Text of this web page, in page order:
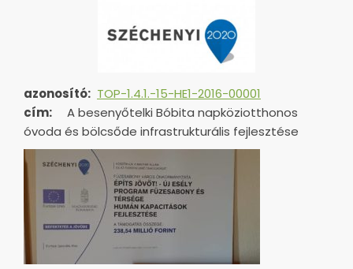
azonosító: TOP-1.4.1.-15-HE1-2016-00001
cím:
A besenyőtelki Bóbita napköziotthonos
óvoda és bölcsőde infrastrukturális fejlesztése